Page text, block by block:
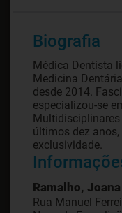
Biografia
Médica Dentista
Medicina
desde 2014.
especializou-se
Multidisciplinares
últimos dez anos,
exclusividade.
Ramalho, Joana
Rua Manuel